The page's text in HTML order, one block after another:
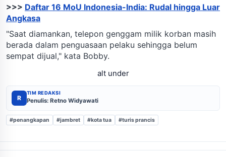
>>> Daftar 16 MoU Indonesia-India: Rudal hingga Luar
Angkasa
"Saat diamankan, telepon genggam milik korban masih
berada dalam penguasaan pelaku sehingga belum
sempat dijual," kata Bobby.
alt under
R
TIM REDAKSI
Penulis: Retno Widyawati
#penangkapan #jambret #kota tua #turis prancis